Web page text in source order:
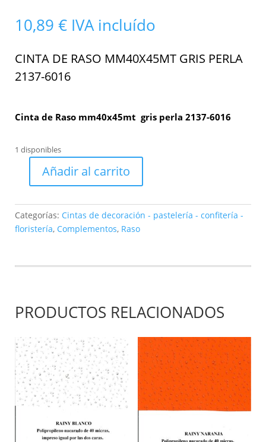
10,89 € IVA incluído
CINTA DE RASO MM40X45MT GRIS PERLA
2137-6016
Cinta de Raso mm40x45mt gris perla 2137-6016
1 disponibles
Raso
mm40x45mt
gris
Añadir al carrito
Categorías: Cintas de decoración - pastelería - confitería -
floristería, Complementos, Raso
PRODUCTOS RELACIONADOS